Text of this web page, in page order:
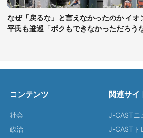
なぜ「戻るな」と言えなかったのか イオ
平氏も逡巡「ボクもできなかっただろう
コンテンツ
社会
政治
関連サイ
J-CASTニ
J-CASTト